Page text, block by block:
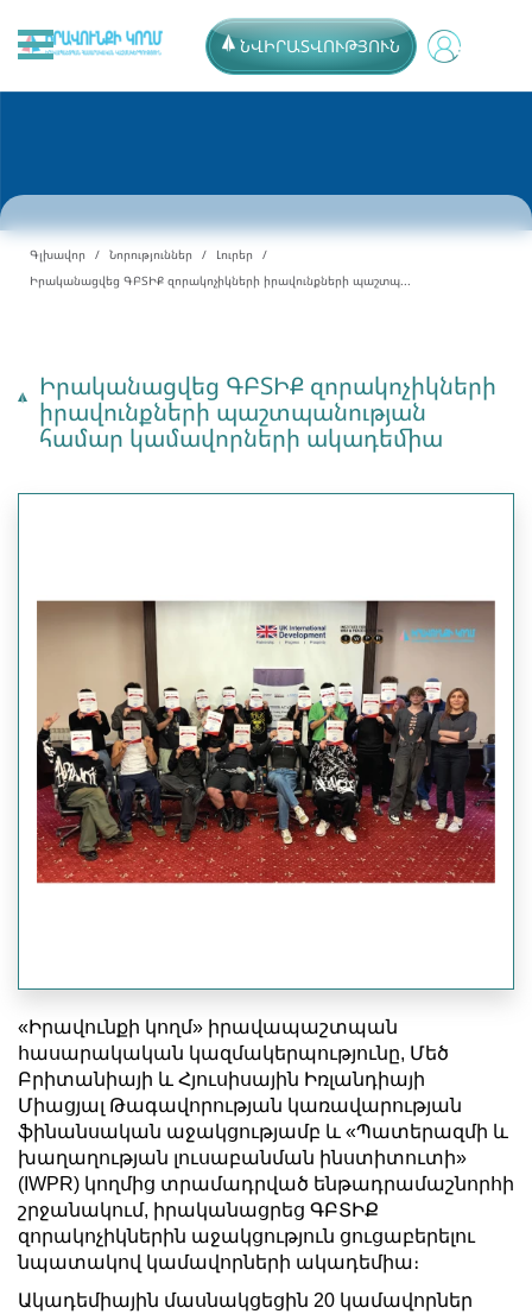
ՆՎԻՐԱՏՎՈՒԹՅՈՒՆ
Գլխավոր Նորություններ
Լուրեր
Իրականացվեց ԳԲՏԻՔ զորակոչիկների իրավունքների պաշտպ...
Իրականացվեց ԳԲՏԻՔ զորակոչիկների
իրավունքների պաշտպանության
համար կամավորների ակադեմիա
«Իրավունքի կողմ» իրավապաշտպան
հասարակական կազմակերպությունը, Մեծ
Բրիտանիայի և Հյուսիսային Իռլանդիայի
Միացյալ Թագավորության կառավարության
ֆինանսական աջակցությամբ և «Պատերազմի և
խաղաղության լուսաբանման ինստիտուտի»
(IWPR) կողմից տրամադրված ենթադրամաշնորհի
շրջանակում, իրականացրեց ԳԲՏԻՔ
զորակոչիկներին աջակցություն ցուցաբերելու
նպատակով կամավորների ակադեմիա։
Ակադեմիային մասնակցեցին 20 կամավորներ